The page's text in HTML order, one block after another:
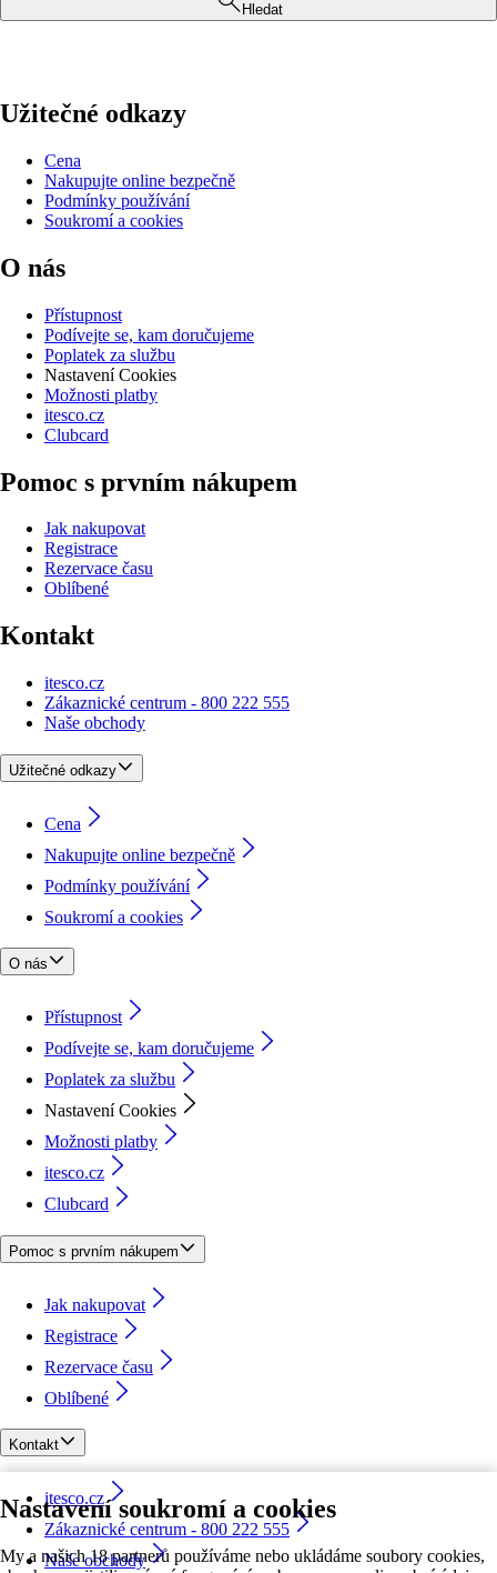
Nastavení soukromí a cookies
My a našich 18 partnerů používáme nebo ukládáme soubory cookies,
Hledat
Užitečné odkazy
Cena
Nakupujte online bezpečně
Podmínky používání
Soukromí a cookies
O nás
Přístupnost
Podívejte se, kam doručujeme
Poplatek za službu
Nastavení Cookies
Možnosti platby
itesco.cz
Clubcard
Pomoc s prvním nákupem
Jak nakupovat
Registrace
Rezervace času
Oblíbené
Kontakt
itesco.cz
Zákaznické centrum - 800 222 555
Naše obchody
Užitečné odkazy
Cena
Nakupujte online bezpečně
Podmínky používání
Soukromí a cookies
O nás
Přístupnost
Podívejte se, kam doručujeme
Poplatek za službu
Nastavení Cookies
Možnosti platby
itesco.cz
Clubcard
Pomoc s prvním nákupem
Jak nakupovat
Registrace
Rezervace času
Oblíbené
Kontakt
itesco.cz
Zákaznické centrum - 800 222 555
Naše obchody